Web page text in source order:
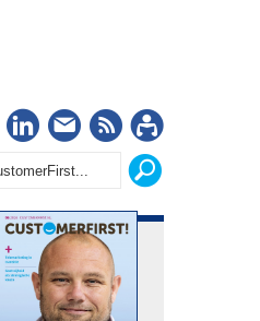
LinkedIn
Nieuwsbrief
RSS